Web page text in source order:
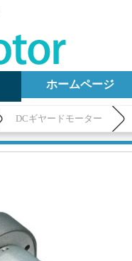
ホームページ
DCギヤードモーター